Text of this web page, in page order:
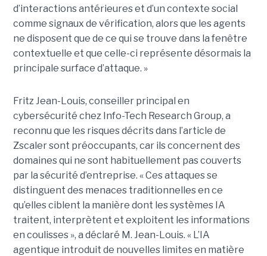
d’interactions antérieures et d’un contexte social
comme signaux de vérification, alors que les agents
ne disposent que de ce qui se trouve dans la fenêtre
contextuelle et que celle-ci représente désormais la
principale surface d’attaque. »
Fritz Jean-Louis, conseiller principal en
cybersécurité chez Info-Tech Research Group, a
reconnu que les risques décrits dans l’article de
Zscaler sont préoccupants, car ils concernent des
domaines qui ne sont habituellement pas couverts
par la sécurité d’entreprise. « Ces attaques se
distinguent des menaces traditionnelles en ce
qu’elles ciblent la manière dont les systèmes IA
traitent, interprètent et exploitent les informations
en coulisses », a déclaré M. Jean-Louis. « L’IA
agentique introduit de nouvelles limites en matière